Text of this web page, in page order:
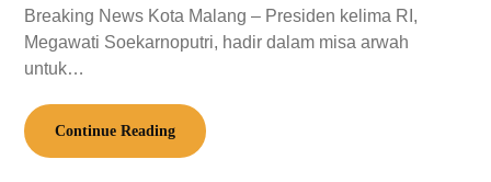
Breaking News Kota Malang – Presiden kelima RI,
Megawati Soekarnoputri, hadir dalam misa arwah
untuk…
Continue Reading